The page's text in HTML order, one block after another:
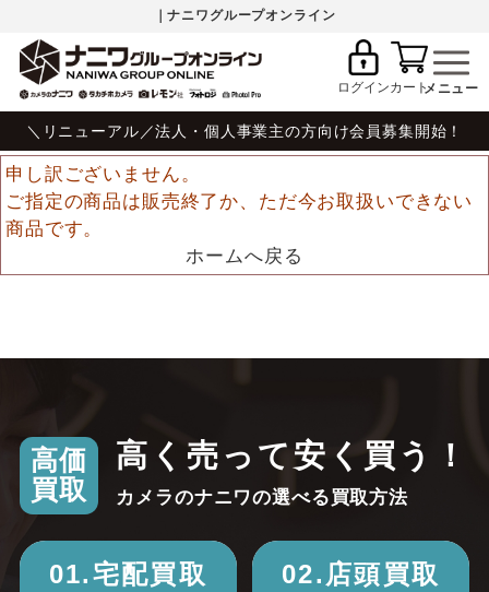
｜ナニワグループオンライン
ログインカート
＼リニューアル／法人・個人事業主の方向け会員募集開始！
申し訳ございません。
ご指定の商品は販売終了か、ただ今お取扱いできない
商品です。
ホームへ戻る
高価
買取
高く売って安く買う！
カメラのナニワの選べる買取方法
01.宅配買取 02.店頭買取